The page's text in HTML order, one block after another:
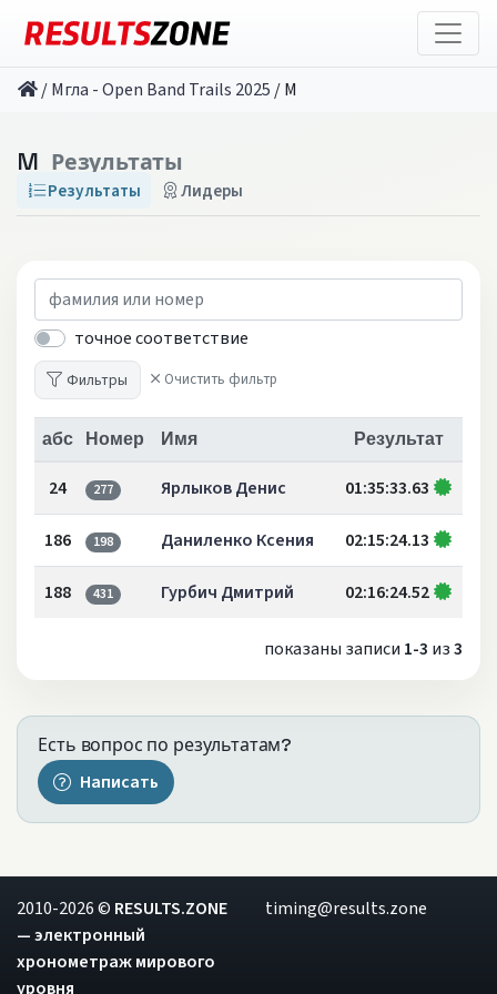
/Мгла - Open Band Trails 2025 /M
M Результаты
Результаты Лидеры
точное соответствие
Фильтры Очистить фильтр
абс Номер Имя Результат
24 277 Ярлыков Денис 01:35:33.63
186 198 Даниленко Ксения 02:15:24.13
188 431 Гурбич Дмитрий 02:16:24.52
показаны записи 1-3 из3
Есть вопрос по результатам?
Написать
2010-2026 © RESULTS.ZONE
— электронный
хронометраж мирового
уровня
timing@results.zone